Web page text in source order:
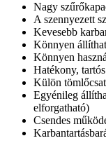
Nagy
A szennyezett
Kevesebb
Könnyen
Könnyen
Hatékony,
Külön
Egyénileg
elforgatható)
Csendes